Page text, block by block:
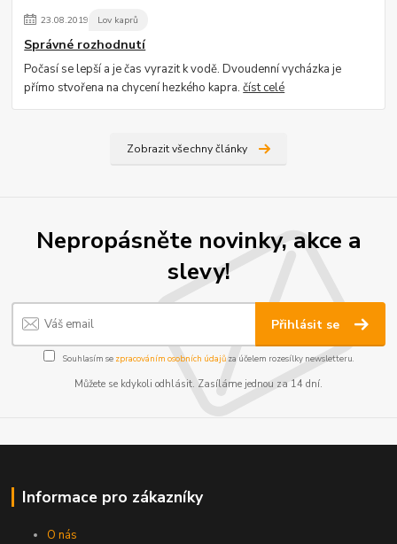
23.08.2019 Lov kaprů
Správné rozhodnutí
Počasí se lepší a je čas vyrazit k vodě. Dvoudenní vycházka je
přímo stvořena na chycení hezkého kapra.číst celé
Zobrazit všechny články
Nepropásněte novinky, akce a
slevy!
Přihlásit se
Souhlasím se zpracováním osobních údajůza účelem rozesílky newsletteru.
Můžete se kdykoli odhlásit. Zasíláme jednou za 14 dní.
Informace pro zákazníky
O nás